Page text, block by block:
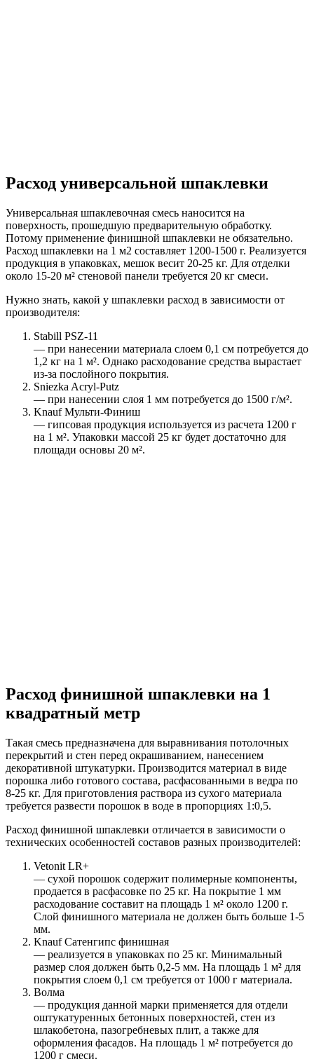
Расход универсальной шпаклевки
Универсальная шпаклевочная смесь наносится на
поверхность, прошедшую предварительную обработку.
Потому применение финишной шпаклевки не обязательно.
Расход шпаклевки на 1 м2 составляет 1200-1500 г. Реализуется
продукция в упаковках, мешок весит 20-25 кг. Для отделки
около 15-20 м² стеновой панели требуется 20 кг смеси.
Нужно знать, какой у шпаклевки расход в зависимости от
производителя:
Stabill PSZ-11
— при нанесении материала слоем 0,1 см потребуется до
1,2 кг на 1 м². Однако расходование средства вырастает
из-за послойного покрытия.
Sniezka Acryl-Putz
— при нанесении слоя 1 мм потребуется до 1500 г/м².
Knauf Мульти-Финиш
— гипсовая продукция используется из расчета 1200 г
на 1 м². Упаковки массой 25 кг будет достаточно для
площади основы 20 м².
Расход финишной шпаклевки на 1
квадратный метр
Такая смесь предназначена для выравнивания потолочных
перекрытий и стен перед окрашиванием, нанесением
декоративной штукатурки. Производится материал в виде
порошка либо готового состава, расфасованными в ведра по
8-25 кг. Для приготовления раствора из сухого материала
требуется развести порошок в воде в пропорциях 1:0,5.
Расход финишной шпаклевки отличается в зависимости о
технических особенностей составов разных производителей:
Vetonit LR+
— сухой порошок содержит полимерные компоненты,
продается в расфасовке по 25 кг. На покрытие 1 мм
расходование составит на площадь 1 м² около 1200 г.
Слой финишного материала не должен быть больше 1-5
мм.
Knauf Сатенгипс финишная
— реализуется в упаковках по 25 кг. Минимальный
размер слоя должен быть 0,2-5 мм. На площадь 1 м² для
покрытия слоем 0,1 см требуется от 1000 г материала.
Волма
— продукция данной марки применяется для отдели
оштукатуренных бетонных поверхностей, стен из
шлакобетона, пазогребневых плит, а также для
оформления фасадов. На площадь 1 м² потребуется до
1200 г смеси.